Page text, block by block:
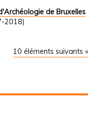
de Bruxelles
2018)
10 éléments suivants »